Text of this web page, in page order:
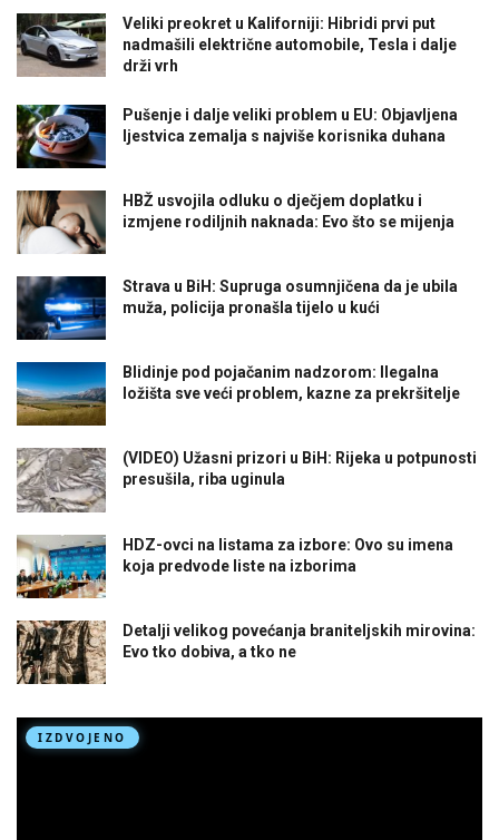
Veliki preokret u Kaliforniji: Hibridi prvi put
nadmašili električne automobile, Tesla i dalje
drži vrh
Pušenje i dalje veliki problem u EU: Objavljena
ljestvica zemalja s najviše korisnika duhana
HBŽ usvojila odluku o dječjem doplatku i
izmjene rodiljnih naknada: Evo što se mijenja
Strava u BiH: Supruga osumnjičena da je ubila
muža, policija pronašla tijelo u kući
Blidinje pod pojačanim nadzorom: Ilegalna
ložišta sve veći problem, kazne za prekršitelje
(VIDEO) Užasni prizori u BiH: Rijeka u potpunosti
presušila, riba uginula
HDZ-ovci na listama za izbore: Ovo su imena
koja predvode liste na izborima
Detalji velikog povećanja braniteljskih mirovina:
Evo tko dobiva, a tko ne